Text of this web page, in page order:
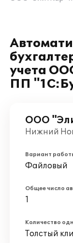
учета
ПП
ООО
Нижний
Вариант
Файловый
Общее число
1
Количество
Толстый